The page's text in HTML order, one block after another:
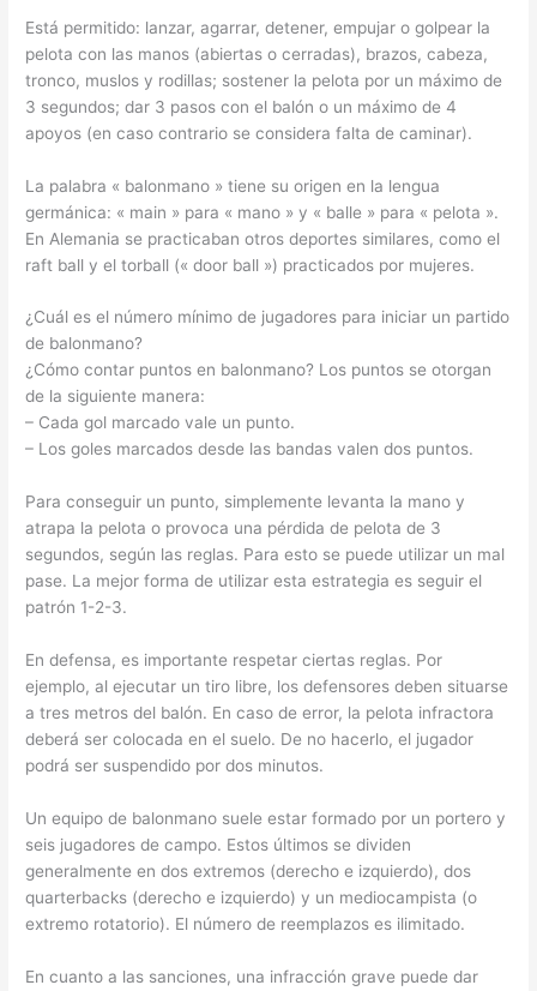
Está permitido: lanzar, agarrar, detener, empujar o golpear la
pelota con las manos (abiertas o cerradas), brazos, cabeza,
tronco, muslos y rodillas; sostener la pelota por un máximo de
3 segundos; dar 3 pasos con el balón o un máximo de 4
apoyos (en caso contrario se considera falta de caminar).
La palabra « balonmano » tiene su origen en la lengua
germánica: « main » para « mano » y « balle » para « pelota ».
En Alemania se practicaban otros deportes similares, como el
raft ball y el torball (« door ball ») practicados por mujeres.
¿Cuál es el número mínimo de jugadores para iniciar un partido
de balonmano?
¿Cómo contar puntos en balonmano? Los puntos se otorgan
de la siguiente manera:
– Cada gol marcado vale un punto.
– Los goles marcados desde las bandas valen dos puntos.
Para conseguir un punto, simplemente levanta la mano y
atrapa la pelota o provoca una pérdida de pelota de 3
segundos, según las reglas. Para esto se puede utilizar un mal
pase. La mejor forma de utilizar esta estrategia es seguir el
patrón 1-2-3.
En defensa, es importante respetar ciertas reglas. Por
ejemplo, al ejecutar un tiro libre, los defensores deben situarse
a tres metros del balón. En caso de error, la pelota infractora
deberá ser colocada en el suelo. De no hacerlo, el jugador
podrá ser suspendido por dos minutos.
Un equipo de balonmano suele estar formado por un portero y
seis jugadores de campo. Estos últimos se dividen
generalmente en dos extremos (derecho e izquierdo), dos
quarterbacks (derecho e izquierdo) y un mediocampista (o
extremo rotatorio). El número de reemplazos es ilimitado.
En cuanto a las sanciones, una infracción grave puede dar